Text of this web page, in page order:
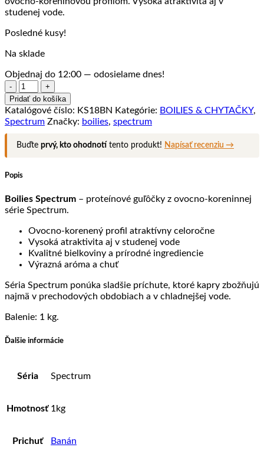
studenej vode.
Posledné kusy!
Na sklade
Objednaj do 12:00 — odosielame dnes!
množstvo
BOILIES
SPECTRUM
18MM
1KG
Pridať do košíka
Katalógové číslo: KS18BN Kategórie: BOILIES & CHYTAČKY,
Spectrum Značky: boilies, spectrum
Buďte prvý, kto ohodnotí tento produkt! Napísať recenziu →
Popis
Boilies Spectrum – proteínové guľôčky z ovocno-koreninnej
série Spectrum.
Ovocno-korenený profil atraktívny celoročne
Vysoká atraktivita aj v studenej vode
Kvalitné bielkoviny a prírodné ingrediencie
Výrazná aróma a chuť
Séria Spectrum ponúka sladšie príchute, ktoré kapry zbožňujú
najmä v prechodových obdobiach a v chladnejšej vode.
Balenie: 1 kg.
Ďalšie informácie
Séria Spectrum
Hmotnosť 1kg
Prichuť Banán